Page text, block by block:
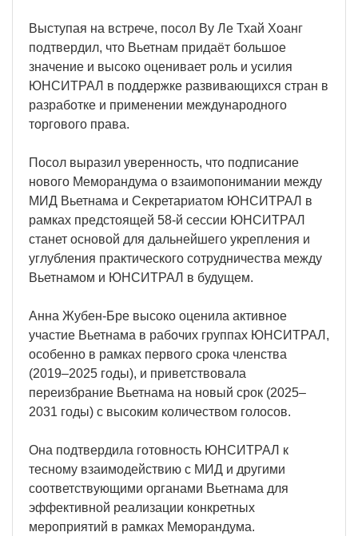
Выступая на встрече, посол Ву Ле Тхай Хоанг
подтвердил, что Вьетнам придаёт большое
значение и высоко оценивает роль и усилия
ЮНСИТРАЛ в поддержке развивающихся стран в
разработке и применении международного
торгового права.
Посол выразил уверенность, что подписание
нового Меморандума о взаимопонимании между
МИД Вьетнама и Секретариатом ЮНСИТРАЛ в
рамках предстоящей 58-й сессии ЮНСИТРАЛ
станет основой для дальнейшего укрепления и
углубления практического сотрудничества между
Вьетнамом и ЮНСИТРАЛ в будущем.
Анна Жубен-Бре высоко оценила активное
участие Вьетнама в рабочих группах ЮНСИТРАЛ,
особенно в рамках первого срока членства
(2019–2025 годы), и приветствовала
переизбрание Вьетнама на новый срок (2025–
2031 годы) с высоким количеством голосов.
Она подтвердила готовность ЮНСИТРАЛ к
тесному взаимодействию с МИД и другими
соответствующими органами Вьетнама для
эффективной реализации конкретных
мероприятий в рамках Меморандума.